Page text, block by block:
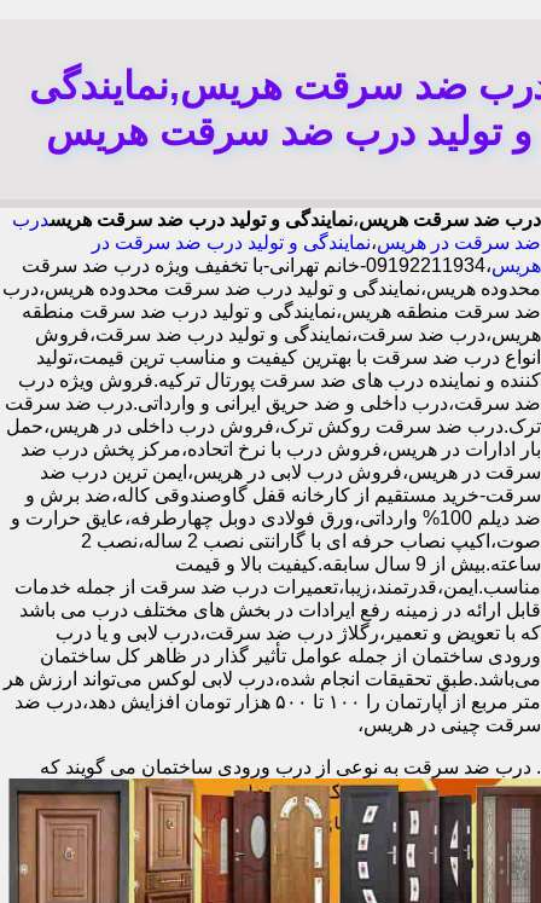
ضد سرقت هریس,نمایندگی
و تولید درب ضد سرقت هریس
درب ضد سرقت هریس،نمایندگی و تولید درب ضد سرقت هریسدرب
ضد سرقت در هریس،نمایندگی و تولید درب ضد سرقت در
هریس
،09192211934-خانم تهرانی-با تخفیف ویژه درب ضد سرقت
محدوده هریس،نمایندگی و تولید درب ضد سرقت محدوده هریس،درب
ضد سرقت منطقه هریس،نمایندگی و تولید درب ضد سرقت منطقه
هریس،درب ضد سرقت،نمایندگی و تولید درب ضد سرقت،فروش
انواع درب ضد سرقت با بهترین کیفیت و مناسب ترین قیمت،تولید
کننده و نماینده درب های ضد سرقت پورتال ترکیه.فروش ویژه درب
ضد سرقت،درب داخلی و ضد حریق ایرانی و وارداتی.درب ضد سرقت
ترک.درب ضد سرقت روکش ترک،فروش درب داخلی در هریس،حمل
بار ادارات در هریس،فروش درب با نرخ اتحاده،مرکز پخش درب ضد
سرقت در هریس،فروش درب لابی در هریس،ایمن ترین درب ضد
سرقت-خرید مستقیم از کارخانه قفل گاوصندوقی کاله،ضد برش و
ضد دیلم 100% وارداتی،ورق فولادی دوبل چهارطرفه،عایق حرارت و
صوت،اکیپ نصاب حرفه ای با گارانتی نصب 2 ساله،نصب 2
ساعته.بیش از 9 سال سابقه.کیفیت بالا و قیمت
مناسب.ایمن،قدرتمند،زیبا،تعمیرات درب ضد سرقت از جمله خدمات
قابل ارائه در زمینه رفع ایرادات در بخش های مختلف درب می باشد
که با تعویض و تعمیر،رگلاژ درب ضد سرقت،درب لابی و یا درب
ورودی ساختمان از جمله عوامل تأثیر گذار در ظاهر کل ساختمان
می‌باشد.طبق تحقیقات انجام شده،درب لابی لوکس می‌تواند ارزش هر
متر مربع از آپارتمان را ۱۰۰ تا ۵۰۰ هزار تومان افزایش دهد،درب ضد
سرقت چینی در هریس،
. درب ضد سرقت به نوعی از درب ورودی ساختمان می گویند که